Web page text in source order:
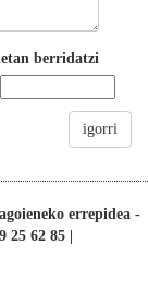
berridatzi
igorri
errepidea -
62 85 |